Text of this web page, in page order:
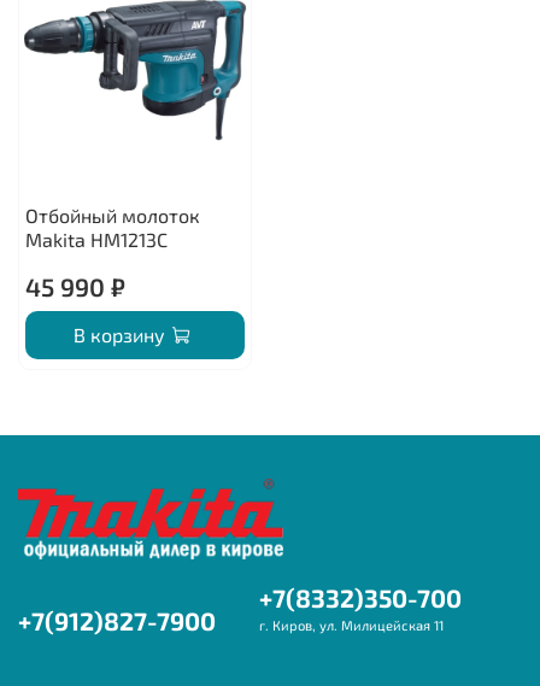
Отбойный молоток
Makita HM1213C
45 990 ₽
В корзину
+7(912)827-7900
+7(8332)350-700
г. Киров, ул. Милицейская 11